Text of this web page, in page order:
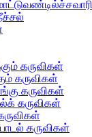
கருவிகள்
கருவிகள்
கருவிகள்
கருவிகள்
கருவிகள்